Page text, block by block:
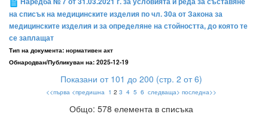
на списък на медицинските изделия по чл. 30а от Закона за
медицинските изделия и за определяне на стойността, до която те
се заплащат
Тип на документа: нормативен акт
Обнародван/Публикуван на: 2025-12-19
Показани от 101 до 200 (стр. 2 от 6)
<<първа <предишна 1 2 3 4 5 6 следваща> последна>>
Общо: 578 елемента в списъка